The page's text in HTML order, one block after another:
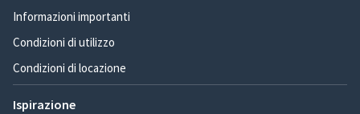
Informazioni importanti
Condizioni di utilizzo
Condizioni di locazione
Ispirazione